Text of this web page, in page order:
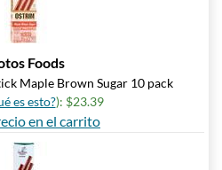
Foods
Maple Brown Sugar 10 pack
es esto?): $23.39
en el carrito